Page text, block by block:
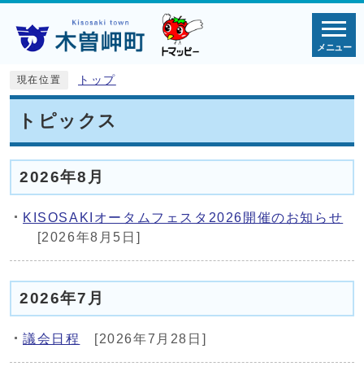
メニュー
現在位置 トップ
トピックス
2026年8月
KISOSAKIオータムフェスタ2026開催のお知らせ
[2026年8月5日]
2026年7月
議会日程 [2026年7月28日]